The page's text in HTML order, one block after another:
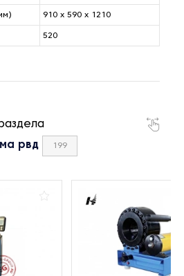
910 x 590 x 1210
520
рвд 199